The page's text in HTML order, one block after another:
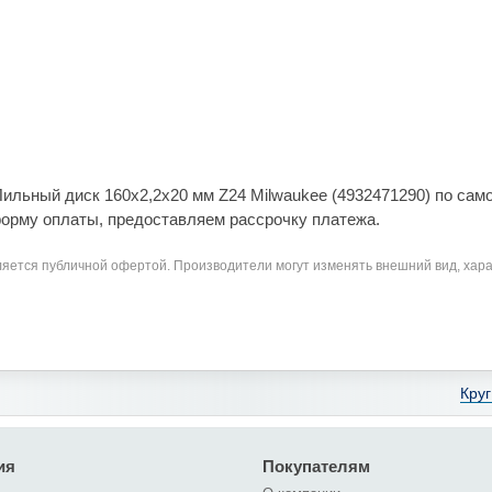
диск 160х2,2х20 мм Z24 Milwaukee (4932471290) по
оплаты, предоставляем рассрочку платежа.
публичной офертой. Производители могут изменять внешний вид,
Покупателям